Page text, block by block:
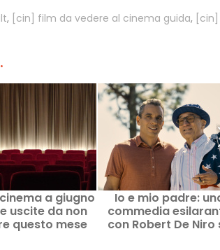
, [cin] film da vedere al cinema guida, [cin]
a giugno
uscite da non
questo mese
Io e mio padre:
commedia
con Robert De Niro